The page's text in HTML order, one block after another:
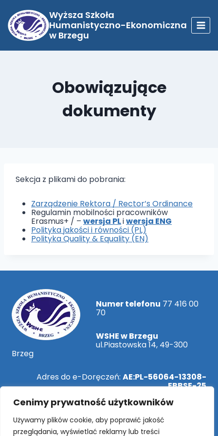
Cenimy prywatność użytkowników
Używamy plików cookie, aby poprawić jakość
przeglądania, wyświetlać reklamy lub treści
treści
Wyższa Szkoła
Humanistyczno-Ekonomiczna
w Brzegu
Obowiązujące
dokumenty
Sekcja z plikami do pobrania:
Zarządzenie Rektora / Rector’s Ordinance
Regulamin mobilności pracowników
Erasmus+ / – wersja PLiwersja ENG
Polityka jakości i równości (PL)
Polityka Quality & Equality (EN)
Numer telefonu 77 416 00
70
WSHE w Brzegu
ul.Piastowska 14, 49-300
Brzeg
Adres do e-Doręczeń: AE:PL-56064-13308-
EBBSE-25
ePUAP: /WSHEBrzeg/SkrytkaESP